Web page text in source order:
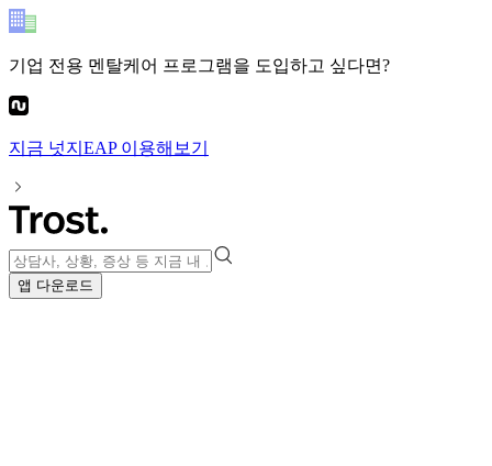
기업 전용 멘탈케어 프로그램을 도입하고 싶다면?
지금 넛지EAP이용해보기
앱 다운로드